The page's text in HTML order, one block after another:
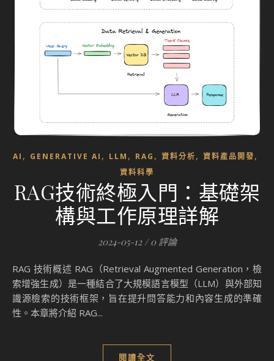
AI , GENERATIVE AI , LLM , RAG , 資料分析, 資料產品開發,
資料科學
RAG技術終極入門：基礎架
構與工作原理詳解
2024-05-12 / 0 評論
RAG 技術概述 RAG（Retrieval Augmented Generation，檢
索增強生成）是一種結合了大規模語言模型（LLM）與外部知
識源檢索的技術框架，旨在提升問答能力和內容生成的準確
性。本章將介紹 RAG...
閱讀全文